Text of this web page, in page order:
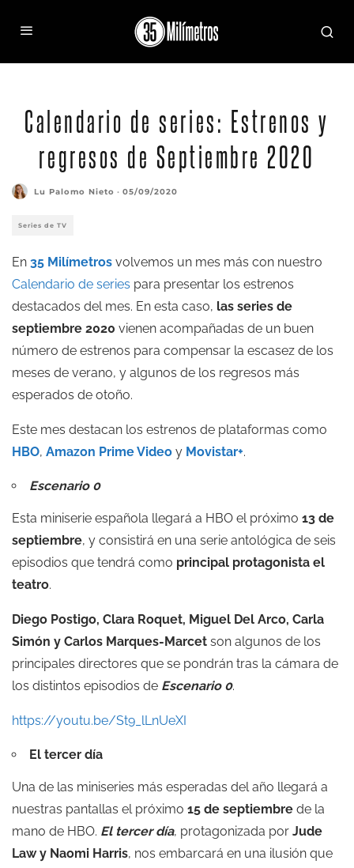
Calendario de series: Estrenos y
regresos de Septiembre 2020
Lu Palomo Nieto · 05/09/2020
Series de TV
En 35 Milímetros volvemos un mes más con nuestro
Calendario de series para presentar los estrenos
destacados del mes. En esta caso, las series de
septiembre 2020 vienen acompañadas de un buen
número de estrenos para compensar la escasez de los
meses de verano, y algunos de los regresos más
esperados de otoño.
Este mes destacan los estrenos de plataformas como
HBO, Amazon Prime Video y Movistar+.
Escenario 0
Esta miniserie española llegará a HBO el próximo 13 de
septiembre, y consistirá en una serie antológica de seis
episodios que tendrá como principal protagonista el
teatro.
Diego Postigo, Clara Roquet, Miguel Del Arco, Carla
Simón y Carlos Marques-Marcet son algunos de los
principales directores que se pondrán tras la cámara de
los distintos episodios de Escenario 0.
https://youtu.be/St9_lLnUeXI
El tercer día
Una de las miniseries más esperadas del año llegará a
nuestras pantallas el próximo 15 de septiembre de la
mano de HBO. El tercer día, protagonizada por Jude
Law y Naomi Harris, nos embarcará en una ilusión que